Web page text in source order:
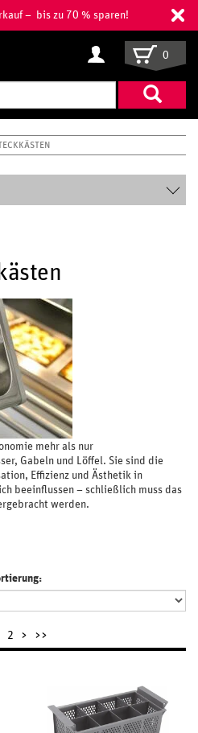
– bis zu 70 % sparen!
Suchbegriff
eingeben
0
mehr als nur
Gabeln und Löffel. Sie sind die
Effizienz und Ästhetik in
beeinflussen – schließlich muss das
werden.
2 > >>